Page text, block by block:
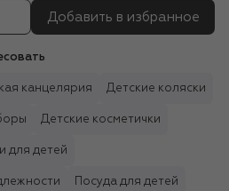
Добавить в избранное
канцелярия Детские коляски
Детские косметички
для детей
Посуда для детей